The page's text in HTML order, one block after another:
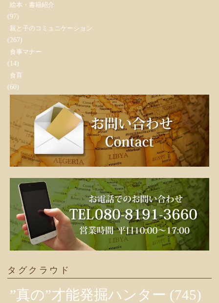
絵本・書籍紹介
(97)
親と子のコミュニケーション
(267)
食事マナー
(14)
食育
(60)
タグクラウド
”真の”才能発掘ハンター (745)